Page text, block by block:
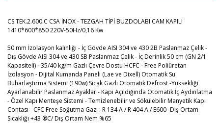
CS.TEK.2.600.C CSA İNOX - TEZGAH TİPİ BUZDOLABI CAM KAPILI
1410*600*850 220V-50Hz/0,16 Kw
50 mm İzolasyon kalınlığı - İç Gövde AISI 304 ve 430 2B Paslanmaz Çelik -
Dış Gövde AISI 304 ve 430 SB Paslanmaz Çelik - İç Derinlik 50 cm (GN 2/1
Kapasiteli) - 35/40 kg/m Gazlı Çevre Dostu HCFC - Free Poliüretan
İzolasyon - Dijital Kumanda Paneli (Lae ve Dixell) Otomatik Su
Buharlaştırma Sistemi (190w) Sıcak Gazlı Otomatik Defrost -Yüksekliği
Ayarlanabilir Paslanmaz Ayaklar - Kapı Açıldığında Otomatik İç Aydınlatma
- Özel Kapı Menteşe Sistemi - Temizlenebilir ve Sökülebilir Manyetik Kapı
Contası - CFC Free Soğutma Gazı : R 134 A / R 404 A / E600 -Dış Ortam
Sıcaklığı +43 ®C/ Dış Ortam Nem %65